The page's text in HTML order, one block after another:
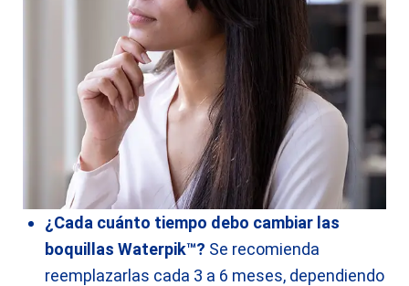
¿Cada cuánto tiempo debo cambiar las
boquillas Waterpik™? Se recomienda
reemplazarlas cada 3 a 6 meses, dependiendo